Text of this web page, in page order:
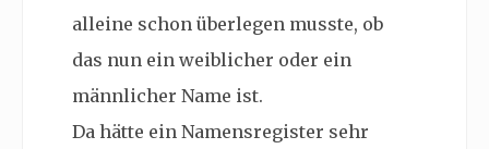
alleine schon überlegen musste, ob
das nun ein weiblicher oder ein
männlicher Name ist.
Da hätte ein Namensregister sehr